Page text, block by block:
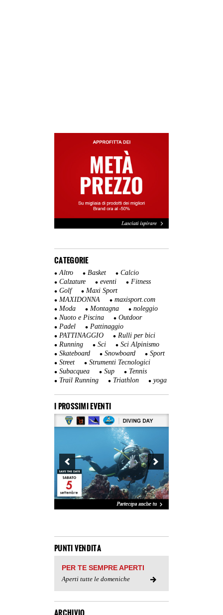
CATEGORIE
Altro Basket
Calcio
Calzature
eventi
Fitness
Golf
Maxi Sport
MAXIDONNA
maxisport.com
Moda
Montagna
noleggio
Nuoto e Piscina
Outdoor
Padel
Pattinaggio
PATTINAGGIO
Rulli per bici
Running
Sci
Sci Alpinismo
Skateboard
Snowboard
Sport
Street
Strumenti Tecnologici
Subacquea
Sup
Tennis
Trail Running
Triathlon yoga
I PROSSIMI EVENTI
PUNTI VENDITA
PER TE SEMPRE APERTI
Aperti tutte le domeniche
ARCHIVIO